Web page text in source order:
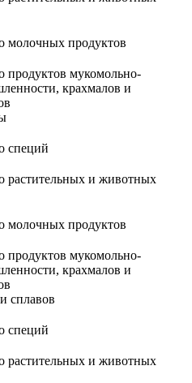
молочных продуктов
продуктов мукомольно-
крахмалов и
специй
растительных и животных
молочных продуктов
продуктов мукомольно-
крахмалов и
сплавов
специй
растительных и животных